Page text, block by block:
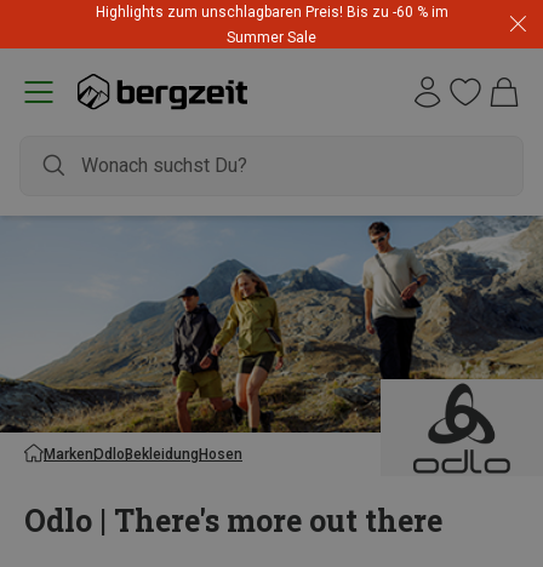
Highlights zum unschlagbaren Preis! Bis zu -60 % im
Summer Sale
MarkenOdloBekleidungHosen
Odlo | There's more out there